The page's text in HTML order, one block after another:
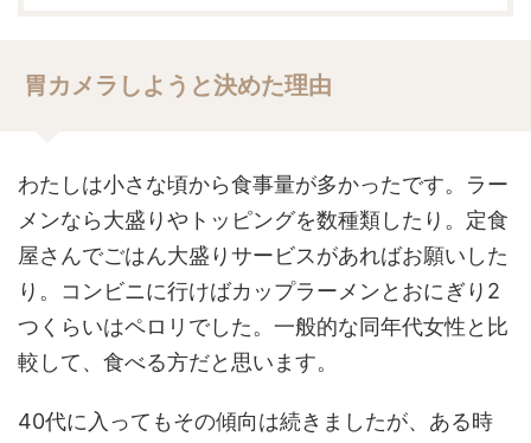
胃カメラしようと決めた理由
わたしは小さな頃から食事量が多かったです。ラー
メンなら大盛りやトッピングを数種類したり。定食
屋さんでごはん大盛りサービスがあればお願いした
り。コンビニに行けばカップラーメンとおにぎり2
つくらいはペロリでした。一般的な同年代女性と比
較して、食べる方だと思います。
40代に入ってもその傾向は続きましたが、ある時